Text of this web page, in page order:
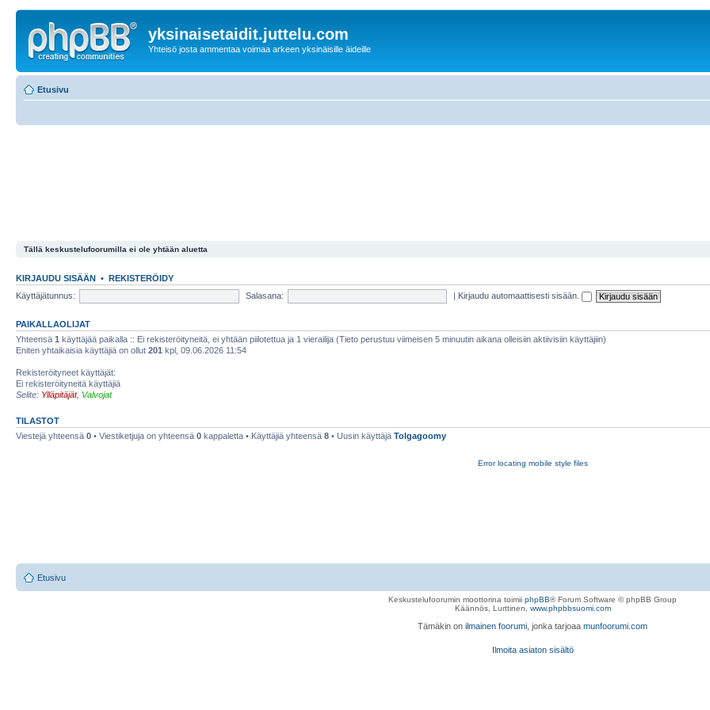
yksinaisetaidit.juttelu.com
Yhteisö josta ammentaa voimaa arkeen yksinäisille äideille
Etusivu
Tällä keskustelufoorumilla ei ole yhtään aluetta
KIRJAUDU SISÄÄN • REKISTERÖIDY
Käyttäjätunnus:
Salasana: | Kirjaudu automaattisesti sisään.
PAIKALLAOLIJAT
Yhteensä 1 käyttäjää paikalla :: Ei rekisteröityneitä, ei yhtään piilotettua ja 1 vierailija (Tieto perustuu viimeisen 5 minuutin aikana olleisiin aktiivisiin käyttäjiin)
Eniten yhtaikaisia käyttäjiä on ollut 201 kpl, 09.06.2026 11:54
Rekisteröityneet käyttäjät:
Ei rekisteröityneitä käyttäjiä
Selite: Ylläpitäjät, Valvojat
TILASTOT
Viestejä yhteensä 0 • Viestiketjuja on yhteensä 0 kappaletta • Käyttäjiä yhteensä 8 • Uusin käyttäjä Tolgagoomy
Error locating mobile style files
Etusivu
Keskustelufoorumin moottorina toimii phpBB® Forum Software © phpBB Group
Käännös, Lurttinen, www.phpbbsuomi.com
Tämäkin on ilmainen foorumi , jonka tarjoaa munfoorumi.com
Ilmoita asiaton sisältö